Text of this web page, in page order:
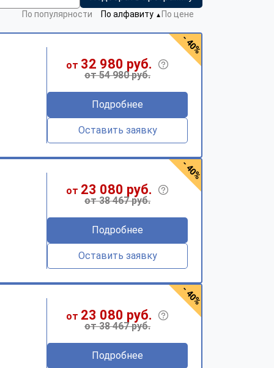
По популярности По алфавиту ▼ По цене
от 32 980 руб.
от 54 980 руб.
Подробнее
Оставить заявку
- 40%
от 23 080 руб.
от 38 467 руб.
Подробнее
Оставить заявку
- 40%
от 23 080 руб.
от 38 467 руб.
Подробнее
- 40%